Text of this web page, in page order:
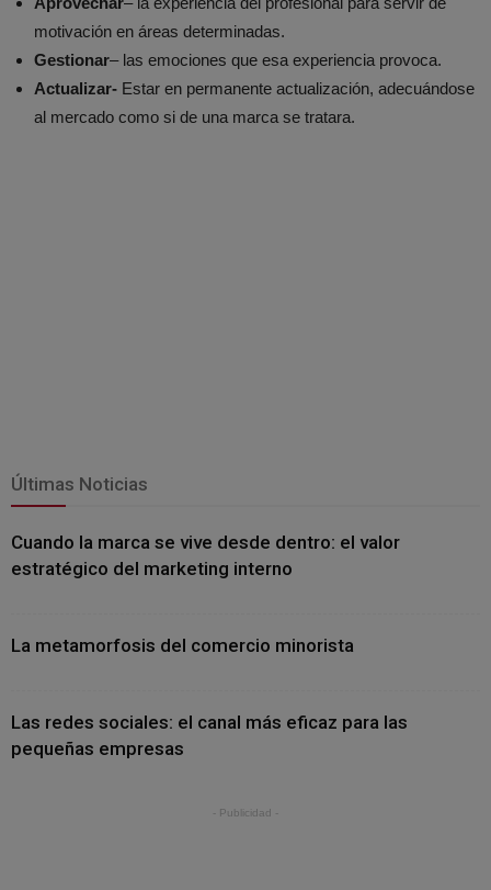
motivación en áreas determinadas.
Gestionar– las emociones que esa experiencia provoca.
Actualizar- Estar en permanente actualización, adecuándose
al mercado como si de una marca se tratara.
Últimas Noticias
Cuando la marca se vive desde dentro: el valor
estratégico del marketing interno
La metamorfosis del comercio minorista
Las redes sociales: el canal más eficaz para las
pequeñas empresas
- Publicidad -